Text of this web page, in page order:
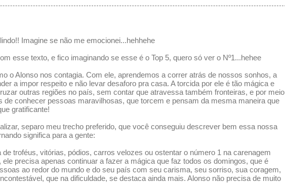
Imagine se não me emocionei...hehhehe
esse texto, e fico imaginando se esse é o Top 5, quero só ver o Nº1...hehee
o Alonso nos contagia. Com ele, aprendemos a correr atrás de nossos sonhos, a
a impor respeito e não levar desaforo pra casa. A torcida por ele é tão mágica e
outras regiões no país, sem contar que atravessa também fronteiras, e por meio
de conhecer pessoas maravilhosas, que torcem e pensam da mesma maneira que
gratificante!
separo meu trecho preferido, que você conseguiu descrever bem essa nossa
significa para a gente:
de troféus, vitórias, pódios, carros velozes ou ostentar o número 1 na carenagem
ele precisa apenas continuar a fazer a mágica que faz todos os domingos, que é
ao redor do mundo e do seu país com seu carisma, seu sorriso, sua coragem,
que na dificuldade, se destaca ainda mais. Alonso não precisa de muito